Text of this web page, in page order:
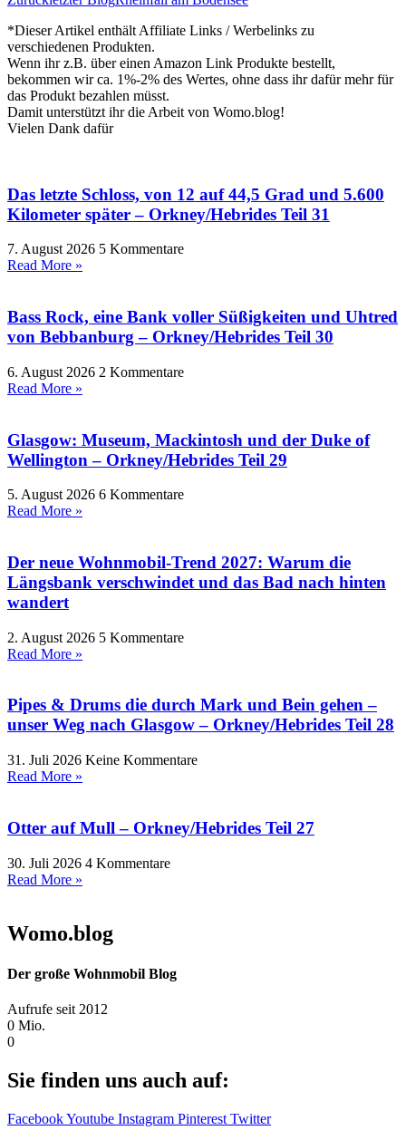
*Dieser Artikel enthält Affiliate Links / Werbelinks zu
verschiedenen Produkten.
Wenn ihr z.B. über einen Amazon Link Produkte bestellt,
bekommen wir ca. 1%-2% des Wertes, ohne dass ihr dafür mehr für
das Produkt bezahlen müsst.
Damit unterstützt ihr die Arbeit von Womo.blog!
Vielen Dank dafür
Das letzte Schloss, von 12 auf 44,5 Grad und 5.600
Kilometer später – Orkney/Hebrides Teil 31
7. August 2026 5 Kommentare
Read More »
Bass Rock, eine Bank voller Süßigkeiten und Uhtred
von Bebbanburg – Orkney/Hebrides Teil 30
6. August 2026 2 Kommentare
Read More »
Glasgow: Museum, Mackintosh und der Duke of
Wellington – Orkney/Hebrides Teil 29
5. August 2026 6 Kommentare
Read More »
Der neue Wohnmobil-Trend 2027: Warum die
Längsbank verschwindet und das Bad nach hinten
wandert
2. August 2026 5 Kommentare
Read More »
Pipes & Drums die durch Mark und Bein gehen –
unser Weg nach Glasgow – Orkney/Hebrides Teil 28
31. Juli 2026 Keine Kommentare
Read More »
Otter auf Mull – Orkney/Hebrides Teil 27
30. Juli 2026 4 Kommentare
Read More »
Womo.blog
Der große Wohnmobil Blog​
Aufrufe seit 2012
0 Mio.
0
Sie finden uns auch auf:
FacebookYoutube Instagram Pinterest Twitter